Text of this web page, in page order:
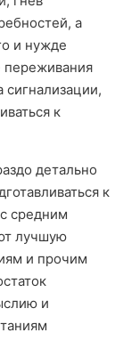
а
и нужде
переживания
сигнализации,
к
детально
к
средним
лучшую
и прочим
и